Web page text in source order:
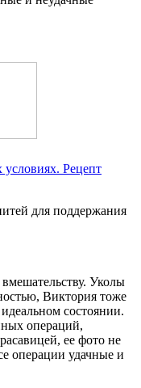
Рецепт
для поддержания
Уколы
Виктория тоже
состоянии.
операций,
ее фото не
операции удачные и